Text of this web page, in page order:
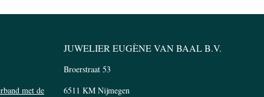
met de
JUWELIER EUGÈNE VAN BAAL B.V.
Broerstraat 53
6511 KM Nijmegen